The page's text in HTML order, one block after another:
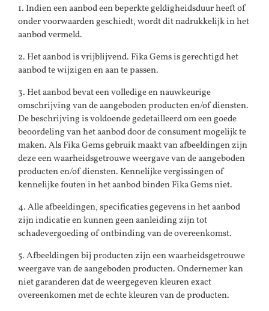
1. Indien een aanbod een beperkte geldigheidsduur heeft of
onder voorwaarden geschiedt, wordt dit nadrukkelijk in het
aanbod vermeld.
2. Het aanbod is vrijblijvend. Fika Gems is gerechtigd het
aanbod te wijzigen en aan te passen.
3. Het aanbod bevat een volledige en nauwkeurige
omschrijving van de aangeboden producten en/of diensten.
De beschrijving is voldoende gedetailleerd om een goede
beoordeling van het aanbod door de consument mogelijk te
maken. Als Fika Gems gebruik maakt van afbeeldingen zijn
deze een waarheidsgetrouwe weergave van de aangeboden
producten en/of diensten. Kennelijke vergissingen of
kennelijke fouten in het aanbod binden Fika Gems niet.
4. Alle afbeeldingen, specificaties gegevens in het aanbod
zijn indicatie en kunnen geen aanleiding zijn tot
schadevergoeding of ontbinding van de overeenkomst.
5. Afbeeldingen bij producten zijn een waarheidsgetrouwe
weergave van de aangeboden producten. Ondernemer kan
niet garanderen dat de weergegeven kleuren exact
overeenkomen met de echte kleuren van de producten.